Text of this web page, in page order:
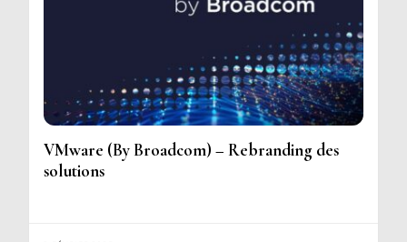
VMware (By Broadcom) – Rebranding des
solutions